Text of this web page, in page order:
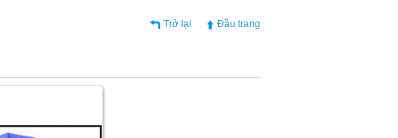
Trở lại Đầu trang